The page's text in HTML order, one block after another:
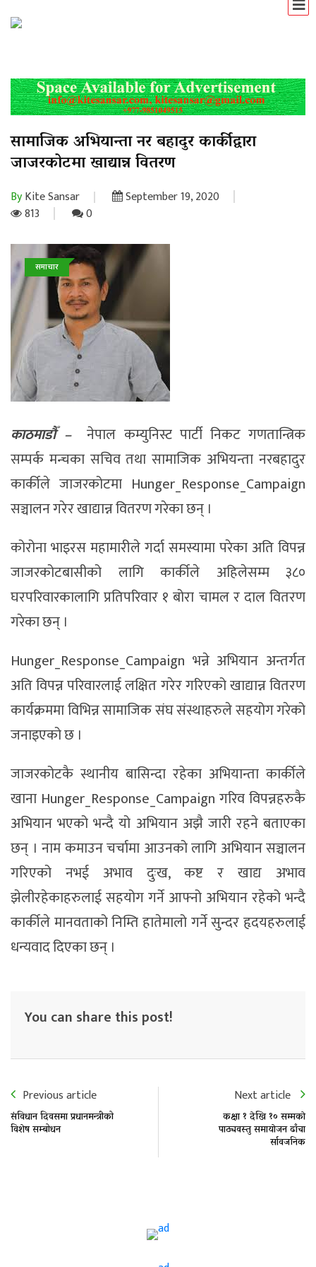
सामाजिक अभियान्ता नर बहादुर कार्कीद्वारा
जाजरकोटमा खाद्यान्न वितरण
ByKite Sansar
September 19, 2020
813
0
समाचार
काठमाडौँ –नेपाल कम्युनिस्ट पार्टी निकट गणतान्त्रिक
सम्पर्क मन्चका सचिव तथा सामाजिक अभियन्ता नरबहादुर
कार्कीले जाजरकोटमा Hunger_Response_Campaign
सञ्चालन गरेर खाद्यान्न वितरण गरेका छन् ।
कोरोना भाइरस महामारीले गर्दा समस्यामा परेका अति विपन्न
जाजरकोटबासीको लागि कार्कीले अहिलेसम्म ३८०
घरपरिवारकालागि प्रतिपरिवार १ बोरा चामल र दाल वितरण
गरेका छन् ।
Hunger_Response_Campaign भन्ने अभियान अन्तर्गत
अति विपन्न परिवारलाई लक्षित गरेर गरिएको खाद्यान्न वितरण
कार्यक्रममा विभिन्न सामाजिक संघ संस्थाहरुले सहयोग गरेको
जनाइएको छ ।
जाजरकोटकै स्थानीय बासिन्दा रहेका अभियान्ता कार्कीले
खाना Hunger_Response_Campaign गरिव विपन्नहरुकै
अभियान भएको भन्दै यो अभियान अझै जारी रहने बताएका
छन् । नाम कमाउन चर्चामा आउनको लागि अभियान सञ्चालन
गरिएको नभई अभाव दुःख, कष्ट र खाद्य अभाव
झेलीरहेकाहरुलाई सहयोग गर्ने आफ्नो अभियान रहेको भन्दै
कार्कीले मानवताको निम्ति हातेमालो गर्ने सुन्दर हृदयहरुलाई
धन्यवाद दिएका छन् ।
You can share this post!
Previous article
संविधान दिवसमा प्रधानमन्त्रीको
विशेष सम्बोधन
Next article
कक्षा १ देखि १० सम्मकाे
पाठ्यवस्तु समायाेजन ढाँचा
र्सावजनिक